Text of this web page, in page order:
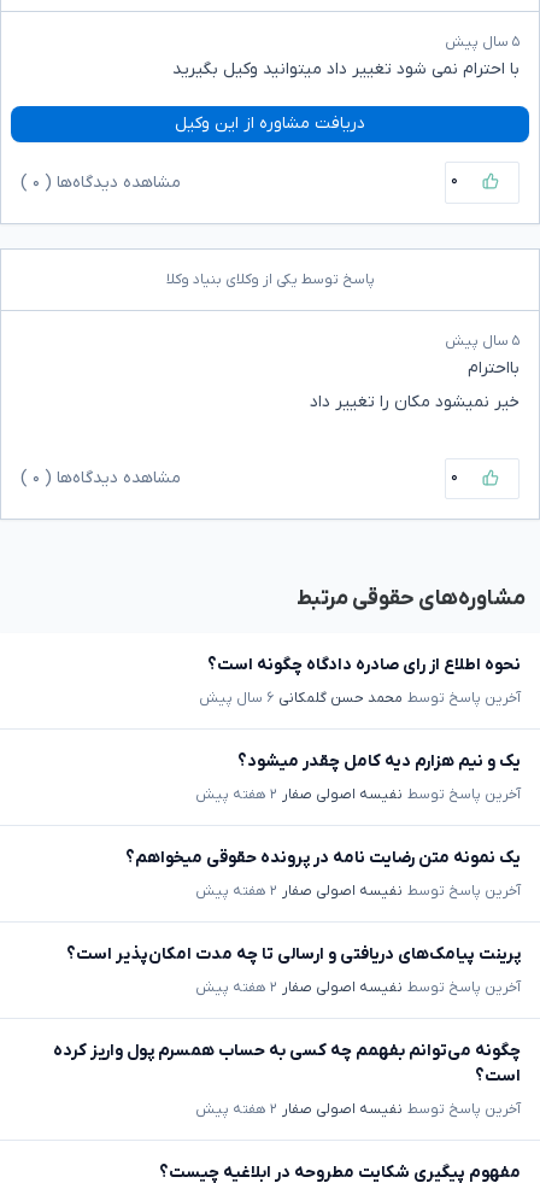
۵ سال پیش
با احترام نمی شود تغییر داد میتوانید وکیل بگیرید
دریافت مشاوره از این وکیل
۰ مشاهده دیدگاه‌ها ( ۰
پاسخ توسط یکی از وکلای بنیاد وکلا
۵ سال پیش
بااحترام
خیر نمیشود مکان را تغییر داد
۰ مشاهده دیدگاه‌ها ( ۰
مشاوره‌های حقوقی مرتبط
نحوه اطلاع از رای صادره دادگاه چگونه است؟
آخرین پاسخ توسط محمد حسن گلمکانی ۶ سال پیش
یک و نیم هزارم دیه کامل چقدر میشود؟
آخرین پاسخ توسط نفیسه اصولی صفار ۲ هفته پیش
یک نمونه متن رضایت نامه در پرونده حقوقی میخواهم؟
آخرین پاسخ توسط نفیسه اصولی صفار ۲ هفته پیش
پرینت پیامک‌های دریافتی و ارسالی تا چه مدت امکان‌پذیر است؟
آخرین پاسخ توسط نفیسه اصولی صفار ۲ هفته پیش
چگونه می‌توانم بفهمم چه کسی به حساب همسرم پول واریز کرده
است؟
آخرین پاسخ توسط نفیسه اصولی صفار ۲ هفته پیش
مفهوم پیگیری شکایت مطروحه در ابلاغیه چیست؟